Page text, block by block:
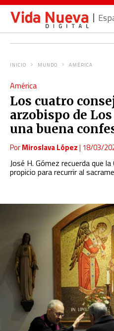
INICIO MUNDO AMÉRICA
América
Los cuatro
arzobispo de
una buena
PorMiroslava López| 18/03/
José H. Gómez recuerda que
propicio para recurrir al